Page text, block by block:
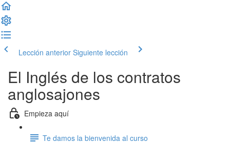
Lección anterior Siguiente lección
El Inglés de los contratos
anglosajones
Empieza aquí
Te damos la bienvenida al curso